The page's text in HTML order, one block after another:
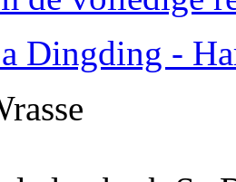
Dingding -